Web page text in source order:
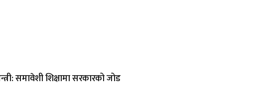
समावेशी शिक्षामा सरकारको जोड